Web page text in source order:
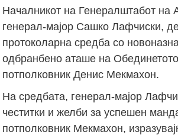
Началникот на Генералштабот на
генерал-мајор Сашко Лафчиски,
протоколарна средба со
одбранбено аташе на
потполковник Денис Мeкмахон.
На средбата, генерал-мајор
честитки и желби за успешен
потполковник Мeкмахон,